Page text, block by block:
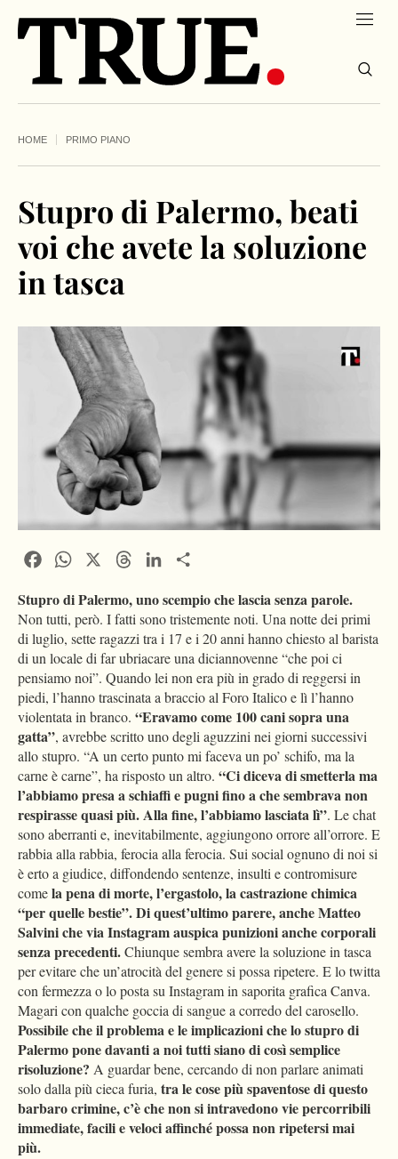
HOME PRIMO PIANO
Stupro di Palermo, beati
voi che avete la soluzione
in tasca
FacebookWhatsApp ThreadsLinkedIn
Stupro di Palermo, uno scempio che lascia senza parole.
Non tutti, però. I fatti sono tristemente noti. Una notte dei primi
di luglio, sette ragazzi tra i 17 e i 20 anni hanno chiesto al barista
di un locale di far ubriacare una diciannovenne “che poi ci
pensiamo noi”. Quando lei non era più in grado di reggersi in
piedi, l’hanno trascinata a braccio al Foro Italico e lì l’hanno
violentata in branco. “Eravamo come 100 cani sopra una
gatta”, avrebbe scritto uno degli aguzzini nei giorni successivi
allo stupro. “A un certo punto mi faceva un po’ schifo, ma la
carne è carne”, ha risposto un altro. “Ci diceva di smetterla ma
l’abbiamo presa a schiaffi e pugni fino a che sembrava non
respirasse quasi più. Alla fine, l’abbiamo lasciata lì”. Le chat
sono aberranti e, inevitabilmente, aggiungono orrore all’orrore. E
rabbia alla rabbia, ferocia alla ferocia. Sui social ognuno di noi si
è erto a giudice, diffondendo sentenze, insulti e contromisure
comela pena di morte, l’ergastolo, la castrazione chimica
“per quelle bestie”. Di quest’ultimo parere, anche Matteo
Salvini che via Instagram auspica punizioni anche corporali
senza precedenti.Chiunque sembra avere la soluzione in tasca
per evitare che un’atrocità del genere si possa ripetere. E lo twitta
con fermezza o lo posta su Instagram in saporita grafica Canva.
Magari con qualche goccia di sangue a corredo del carosello.
Possibile che il problema e le implicazioni che lo stupro di
Palermo pone davanti a noi tutti siano di così semplice
risoluzione? A guardar bene, cercando di non parlare animati
solo dalla più cieca furia, tra le cose più spaventose di questo
barbaro crimine, c’è che non si intravedono vie percorribili
immediate, facili e veloci affinché possa non ripetersi mai
più.